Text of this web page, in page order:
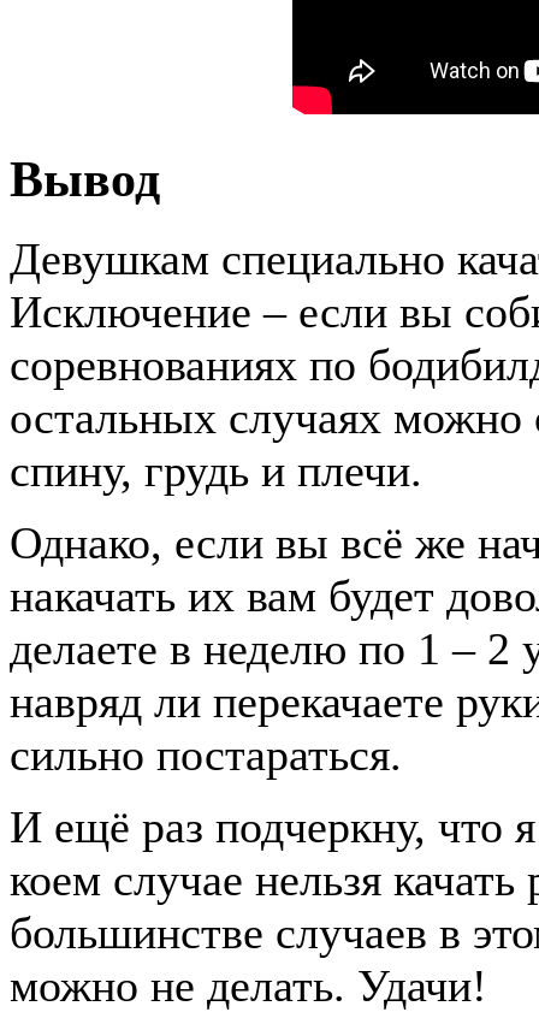
Вывод
Девушкам специально
Исключение – если вы
соревнованиях по
остальных случаях
спину, грудь и плечи.
Однако, если вы всё же
накачать их вам будет
делаете в неделю по 1 – 2
навряд ли перекачаете
сильно постараться.
И ещё раз подчеркну, что
коем случае нельзя
большинстве случаев в
можно не делать. Удачи!